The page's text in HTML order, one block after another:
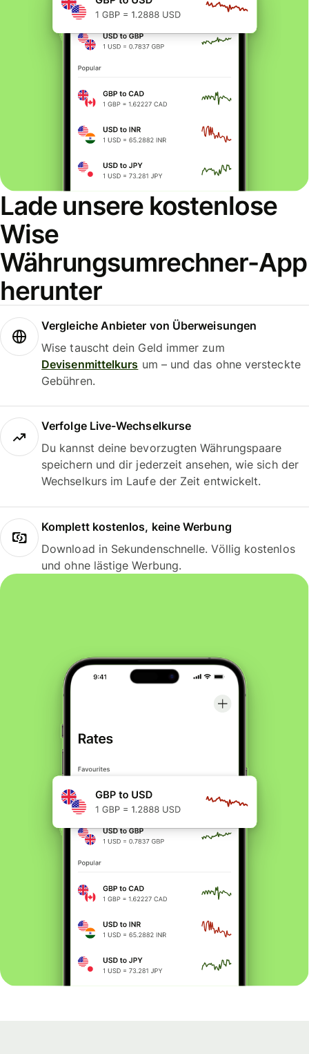
Lade unsere kostenlose
Wise
Währungsumrechner-App
herunter
Vergleiche Anbieter von Überweisungen
Wise tauscht dein Geld immer zum
Devisenmittelkurs um – und das ohne versteckte
Gebühren.
Verfolge Live-Wechselkurse
Du kannst deine bevorzugten Währungspaare
speichern und dir jederzeit ansehen, wie sich der
Wechselkurs im Laufe der Zeit entwickelt.
Komplett kostenlos, keine Werbung
Download in Sekundenschnelle. Völlig kostenlos
und ohne lästige Werbung.